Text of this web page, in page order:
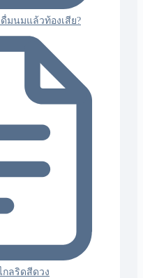
มนมแล้วท้องเสีย?
กลริดสีดวง